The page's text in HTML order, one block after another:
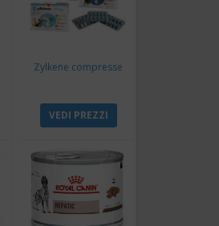
Zylkene compresse
VEDI PREZZI